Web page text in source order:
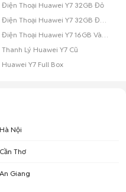
Điện Thoại Huawei Y7 32GB Đỏ
Điện Thoại Huawei Y7 32GB Đen
Điện Thoại Huawei Y7 16GB Vàng
Thanh Lý Huawei Y7 Cũ
Huawei Y7 Full Box
Hà Nội
Cần Thơ
An Giang